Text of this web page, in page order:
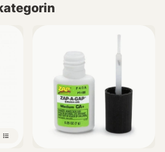
olika tillbehör som vikter,
redo inför din nästa fisketur.
kategori med produkter